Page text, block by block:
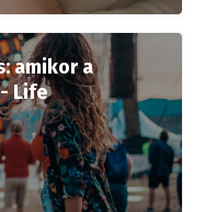
amikor a
Life